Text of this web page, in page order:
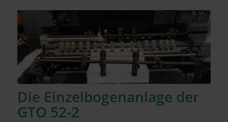
Die Einzelbogenanlage der
GTO 52-2